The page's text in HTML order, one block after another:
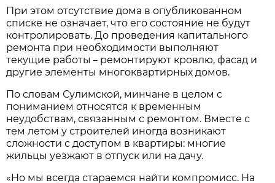
При этом отсутствие дома в опубликованном
списке не означает, что его состояние не будут
контролировать. До проведения капитального
ремонта при необходимости выполняют
текущие работы– ремонтируют кровлю, фасад и
другие элементы многоквартирных домов.
По словам Сулимской, минчане в целом с
пониманием относятся к временным
неудобствам, связанным с ремонтом. Вместе с
тем летом у строителей иногда возникают
сложности с доступом в квартиры: многие
жильцы уезжают в отпуск или на дачу.
«Но мы всегда стараемся найти компромисс. На